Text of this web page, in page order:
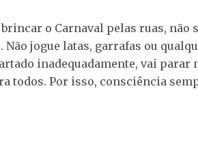
brincar o Carnaval pelas ruas, não
Não jogue latas, garrafas ou
inadequadamente, vai parar
todos. Por isso, consciência